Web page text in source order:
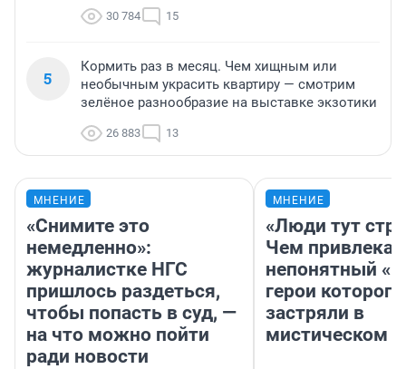
30 784 15
5
Кормить раз в месяц. Чем хищным или
необычным украсить квартиру — смотрим
зелёное разнообразие на выставке экзотики
26 883 13
МНЕНИЕ
«Снимите это
немедленно»:
журналистке НГС
пришлось раздеться,
чтобы попасть в суд, —
на что можно пойти
ради новости
МНЕНИЕ
«Люди тут
Чем
непонятный
герои которого
застряли в
мистическом